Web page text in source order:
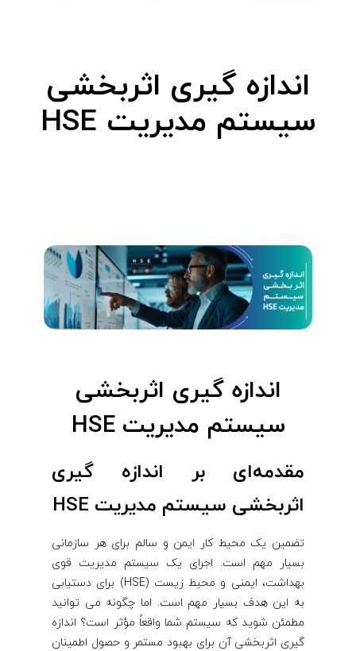
گ
ی
خ
ش
ی
س
اندازه گیری اثربخشی
سیستم مدیریت HSE
اندازه گیری اثربخشی
سیستم مدیریت HSE
مقدمه‌ای بر اندازه گیری
اثربخشی سیستم مدیریت HSE
تضمین یک محیط کار ایمن و سالم برای هر سازمانی
بسیار مهم است. اجرای یک سیستم مدیریت قوی
بهداشت، ایمنی و محیط زیست (HSE) برای دستیابی
به این هدف بسیار مهم است. اما چگونه می توانید
مطمئن شوید که سیستم شما واقعاً مؤثر است؟ اندازه
گیری اثربخشی آن برای بهبود مستمر و حصول اطمینان